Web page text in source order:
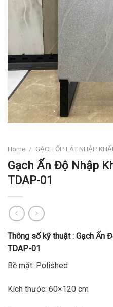
Home / GẠCH ỐP LÁT NHẬP
Gạch Ấn Độ Nhập
TDAP-01
Thông số kỹ thuật : Gạch Ấn
TDAP-01
Bề mặt: Polished
Kích thước: 60×120 cm